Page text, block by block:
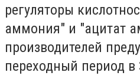
регуляторы
аммония" и "ацитат
производителей
переходный период